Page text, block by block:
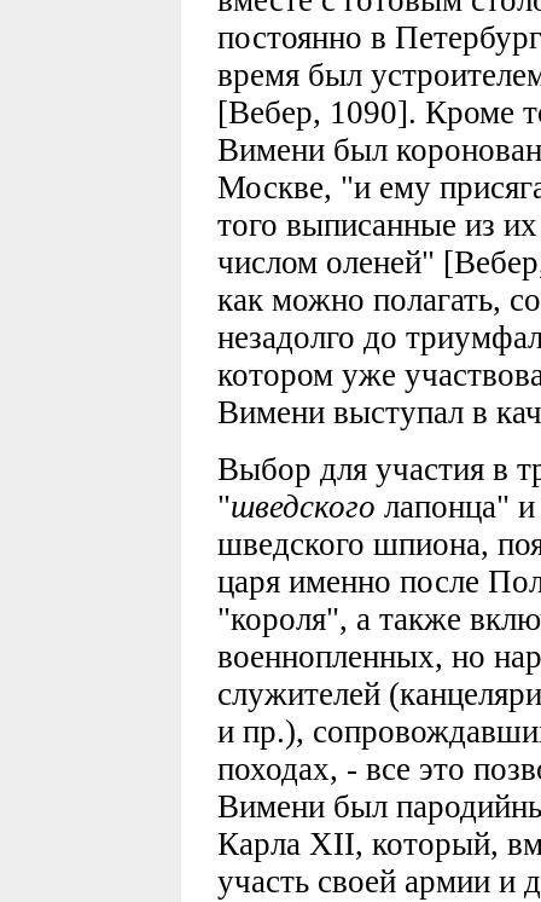
постоянно в
время был
[Вебер, 1090]. Кроме
Вимени был коронован
Москве, "и ему
того выписанные из
числом оленей"
как можно полагать,
незадолго до
котором уже
Вимени выступал в
Выбор для участия в
"шведского лапонца"
шведского шпиона,
царя именно после
"короля", а также
военнопленных, но
служителей
и пр.),
походах, - все это
Вимени был
Карла XII, который,
участь своей армии и